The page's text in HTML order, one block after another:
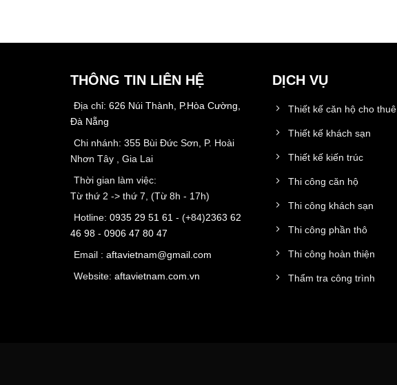
THÔNG TIN LIÊN HỆ
Địa chỉ: 626 Núi Thành, P.Hòa Cường,
Đà Nẵng
Chi nhánh: 355 Bùi Đức Sơn, P. Hoài
Nhơn Tây , Gia Lai
Thời gian làm việc:
Từ thứ 2 -> thứ 7, (Từ 8h - 17h)
Hotline: 0935 29 51 61 - (+84)2363 62
46 98 - 0906 47 80 47
Email : aftavietnam@gmail.com
Website: aftavietnam.com.vn
DỊCH VỤ
Thiết kế căn hộ cho thuê
Thiết kế khách sạn
Thiết kế kiến trúc
Thi công căn hộ
Thi công khách sạn
Thi công phần thô
Thi công hoàn thiện
Thẩm tra công trình